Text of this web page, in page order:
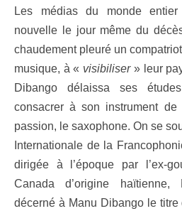
Les médias du monde
nouvelle le jour même du
chaudement pleuré un
musique, à « visibiliser » leur
Dibango délaissa ses
consacrer à son instrument de
passion, le saxophone. On se
Internationale de la
dirigée à l’époque par l’ex-
Canada d’origine
décerné à Manu Dibango le